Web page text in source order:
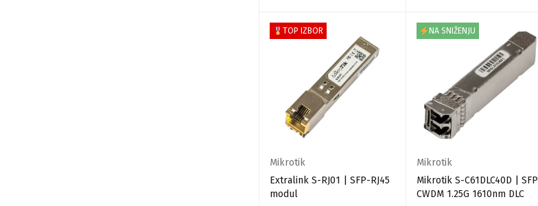
TOP IZBOR
Mikrotik
Extralink S-RJ01 | SFP-RJ45
modul
NA SNIŽENJU
Mikrotik
Mikrotik S-C61DLC40D | SFP
CWDM 1.25G 1610nm DLC